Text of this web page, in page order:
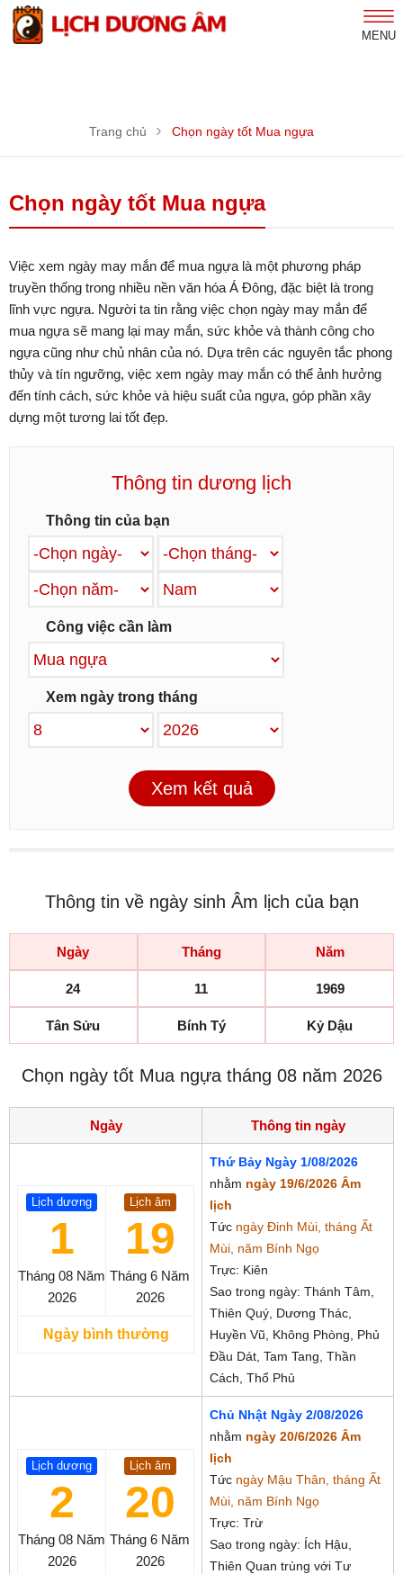
MENU
Trang chủ Chọn ngày tốt Mua ngựa
Chọn ngày tốt Mua ngựa
Việc xem ngày may mắn để mua ngựa là một phương pháp
truyền thống trong nhiều nền văn hóa Á Đông, đặc biệt là trong
lĩnh vực ngựa. Người ta tin rằng việc chọn ngày may mắn để
mua ngựa sẽ mang lại may mắn, sức khỏe và thành công cho
ngựa cũng như chủ nhân của nó. Dựa trên các nguyên tắc phong
thủy và tín ngưỡng, việc xem ngày may mắn có thể ảnh hưởng
đến tính cách, sức khỏe và hiệu suất của ngựa, góp phần xây
dựng một tương lai tốt đẹp.
Thông tin dương lịch
Thông tin của bạn
Công việc cần làm
Xem ngày trong tháng
Xem kết quả
Thông tin về ngày sinh Âm lịch của bạn
Ngày Tháng Năm
24 11 1969
Tân Sửu Bính Tý Kỷ Dậu
Chọn ngày tốt Mua ngựa tháng 08 năm 2026
Ngày Thông tin ngày
Lịch dương
1
Tháng 08 Năm
2026
Lịch âm
19
Tháng 6 Năm
2026
Ngày bình thường
Thứ Bảy Ngày 1/08/2026
nhằm ngày 19/6/2026 Âm
lịch
Tức ngày Đinh Mùi, tháng Ất
Mùi, năm Bính Ngọ
Trực: Kiên
Sao trong ngày: Thánh Tâm,
Thiên Quý, Dương Thác,
Huyền Vũ, Không Phòng, Phủ
Đầu Dát, Tam Tang, Thần
Cách, Thổ Phủ
Lịch dương
2
Tháng 08 Năm
2026
Lịch âm
20
Tháng 6 Năm
2026
Chủ Nhật Ngày 2/08/2026
nhằm ngày 20/6/2026 Âm
lịch
Tức ngày Mậu Thân, tháng Ất
Mùi, năm Bính Ngọ
Trực: Trừ
Sao trong ngày: Ích Hậu,
Thiên Quan trùng với Tư